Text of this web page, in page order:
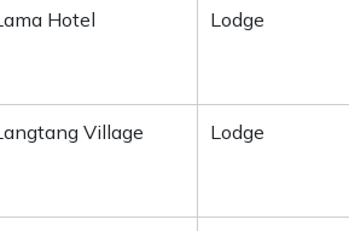
Hotel Lodge
Village Lodge